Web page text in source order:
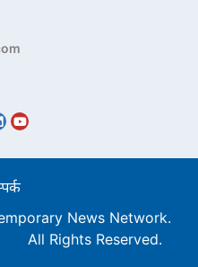
News Network.
All Rights Reserved.